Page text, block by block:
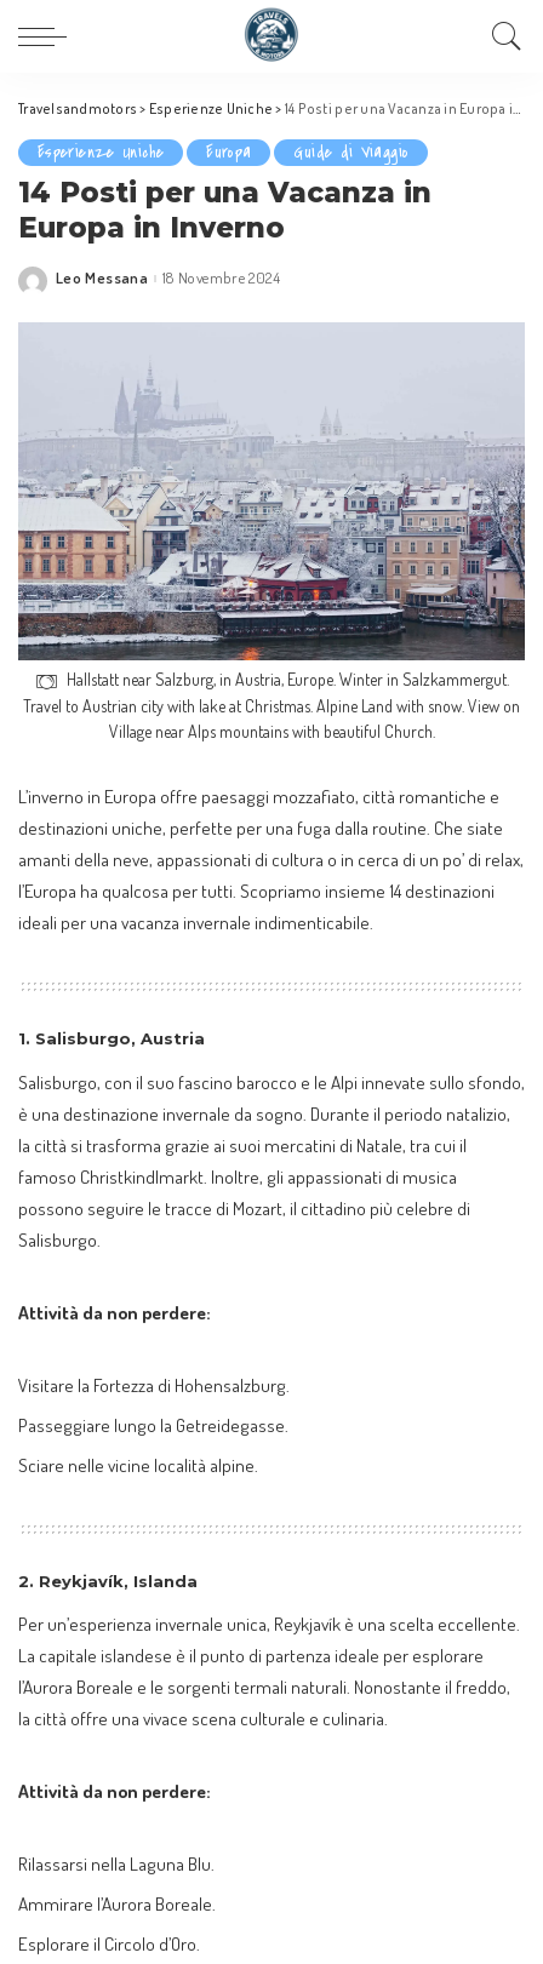
Travelsandmotors > Esperienze Uniche > 14 Posti per una Vacanza in Europa in Inverno
Esperienze Uniche Europa Guide di Viaggio
14 Posti per una Vacanza in
Europa in Inverno
Posted
Leo Messana 18 Novembre 2024
Hallstatt near Salzburg, in Austria, Europe. Winter in Salzkammergut.
Travel to Austrian city with lake at Christmas. Alpine Land with snow. View on
Village near Alps mountains with beautiful Church.
L’inverno in Europa offre paesaggi mozzafiato, città romantiche e
destinazioni uniche, perfette per una fuga dalla routine. Che siate
amanti della neve, appassionati di cultura o in cerca di un po’ di relax,
l’Europa ha qualcosa per tutti. Scopriamo insieme 14 destinazioni
ideali per una vacanza invernale indimenticabile.
1. Salisburgo, Austria
Salisburgo, con il suo fascino barocco e le Alpi innevate sullo sfondo,
è una destinazione invernale da sogno. Durante il periodo natalizio,
la città si trasforma grazie ai suoi mercatini di Natale, tra cui il
famoso Christkindlmarkt. Inoltre, gli appassionati di musica
possono seguire le tracce di Mozart, il cittadino più celebre di
Salisburgo.
Attività da non perdere:
Visitare la Fortezza di Hohensalzburg.
Passeggiare lungo la Getreidegasse.
Sciare nelle vicine località alpine.
2. Reykjavík, Islanda
Per un’esperienza invernale unica, Reykjavík è una scelta eccellente.
La capitale islandese è il punto di partenza ideale per esplorare
l’Aurora Boreale e le sorgenti termali naturali. Nonostante il freddo,
la città offre una vivace scena culturale e culinaria.
Attività da non perdere:
Rilassarsi nella Laguna Blu.
Ammirare l’Aurora Boreale.
Esplorare il Circolo d’Oro.